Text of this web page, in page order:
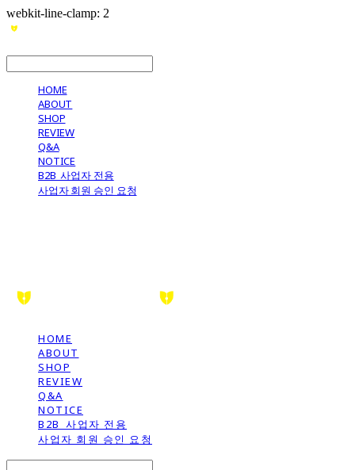
webkit-line-clamp: 2
HOME
ABOUT
SHOP
REVIEW
Q&A
NOTICE
B2B_사업자 전용
사업자 회원 승인 요청
HOME
ABOUT
SHOP
REVIEW
Q&A
NOTICE
B2B_사업자 전용
사업자 회원 승인 요청